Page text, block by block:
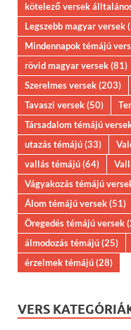
kötelező versek
Legszebb magyar versek
Mindennapok témájú
rövid magyar versek(81)
Szerelmes versek(203)
Tavaszi versek(50)
Társadalom témájú
utazás témájú(33)
vallás témájú(64)
Vágyakozás témájú
Álom témájú versek(51)
Öregedés témájú versek
álmodozás témájú(25)
érzelmek témájú(28)
VERS